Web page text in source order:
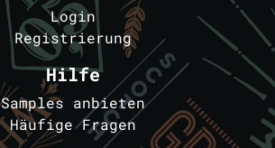
Login
Registrierung
Hilfe
Samples anbieten
Häufige Fragen